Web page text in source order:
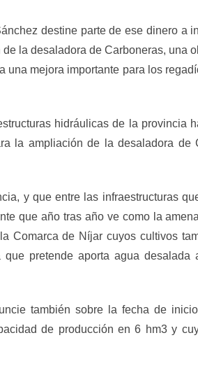
destine parte de ese dinero a
la desaladora de Carboneras, una
mejora importante para los
hidráulicas de la provincia
la ampliación de la desaladora de
y que entre las infraestructuras
que año tras año ve como la
Comarca de Níjar cuyos cultivos
pretende aporta agua desalada
también sobre la fecha de
de producción en 6 hm3 y